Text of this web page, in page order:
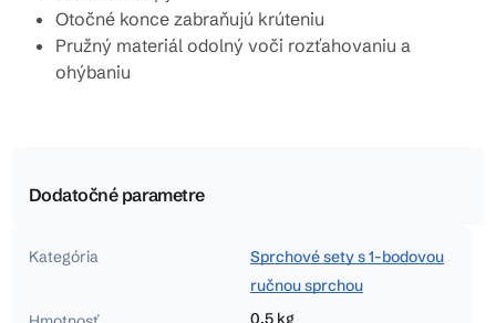
Otočné konce zabraňujú krúteniu
Pružný materiál odolný voči rozťahovaniu a
ohýbaniu
Dodatočné parametre
Kategória
Sprchové sety s 1-bodovou
ručnou sprchou
0.5 kg